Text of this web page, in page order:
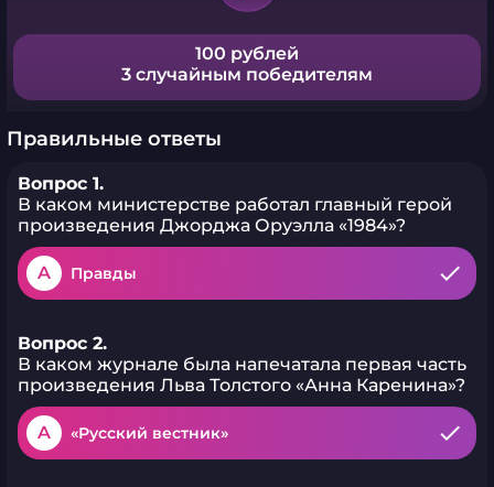
100 рублей
3 случайным победителям
Правильные ответы
Вопрос 1.
В каком министерстве работал главный герой
произведения Джорджа Оруэлла «1984»?
A Правды
Вопрос 2.
В каком журнале была напечатала первая часть
произведения Льва Толстого «Анна Каренина»?
A «Русский вестник»